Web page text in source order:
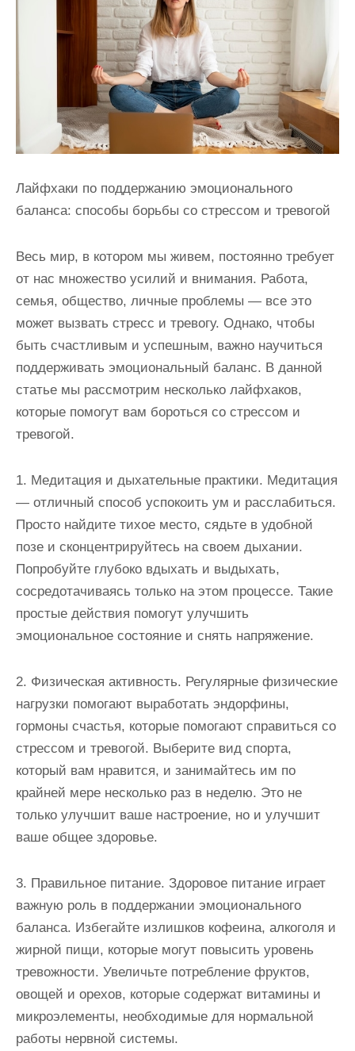
Лайфхаки по поддержанию эмоционального
баланса: способы борьбы со стрессом и тревогой
Весь мир, в котором мы живем, постоянно требует
от нас множество усилий и внимания. Работа,
семья, общество, личные проблемы — все это
может вызвать стресс и тревогу. Однако, чтобы
быть счастливым и успешным, важно научиться
поддерживать эмоциональный баланс. В данной
статье мы рассмотрим несколько лайфхаков,
которые помогут вам бороться со стрессом и
тревогой.
1. Медитация и дыхательные практики. Медитация
— отличный способ успокоить ум и расслабиться.
Просто найдите тихое место, сядьте в удобной
позе и сконцентрируйтесь на своем дыхании.
Попробуйте глубоко вдыхать и выдыхать,
сосредотачиваясь только на этом процессе. Такие
простые действия помогут улучшить
эмоциональное состояние и снять напряжение.
2. Физическая активность. Регулярные физические
нагрузки помогают выработать эндорфины,
гормоны счастья, которые помогают справиться со
стрессом и тревогой. Выберите вид спорта,
который вам нравится, и занимайтесь им по
крайней мере несколько раз в неделю. Это не
только улучшит ваше настроение, но и улучшит
ваше общее здоровье.
3. Правильное питание. Здоровое питание играет
важную роль в поддержании эмоционального
баланса. Избегайте излишков кофеина, алкоголя и
жирной пищи, которые могут повысить уровень
тревожности. Увеличьте потребление фруктов,
овощей и орехов, которые содержат витамины и
микроэлементы, необходимые для нормальной
работы нервной системы.